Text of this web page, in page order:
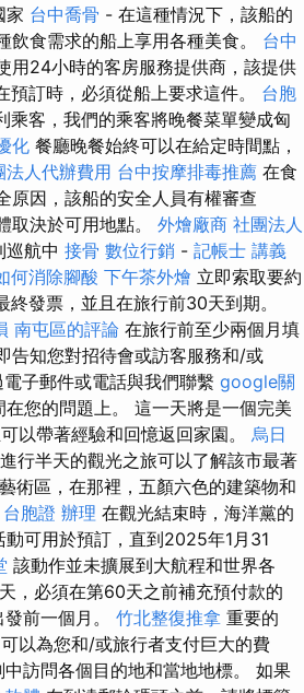
家 台中喬骨 - 在這種情況下，該船的
飲食需求的船上享用各種美食。 台中
用24小時的客房服務提供商，該提供
訂時，必須從船上要求這件。 台胞
乘客，我們的乘客將晚餐菜單變成匈
化 餐廳晚餐始終可以在給定時間點，
法人代辦費用 台中按摩排毒推薦 在食
原因，該船的安全人員有權審查
取決於可用地點。 外燴廠商 社團法人
巡航中 接骨 數位行銷 - 記帳士 講義
何消除腳酸 下午茶外燴 立即索取要約
發票，並且在旅行前30天到期。
南屯區的評論 在旅行前至少兩個月填
告知您對招待會或訪客服務和/或
子郵件或電話與我們聯繫 google關
您的問題上。 這一天將是一個完美
以帶著經驗和回憶返回家園。 烏日
行半天的觀光之旅可以了解該市最著
術區，在那裡，五顏六色的建築物和
台胞證 辦理 在觀光結束時，海洋黨的
可用於預訂，直到2025年1月31
該動作並未擴展到大航程和世界各
，必須在第60天之前補充預付款的
前一個月。 竹北整復推拿 重要的
以為您和/或旅行者支付巨大的費
訪問各個目的地和當地地標。 如果